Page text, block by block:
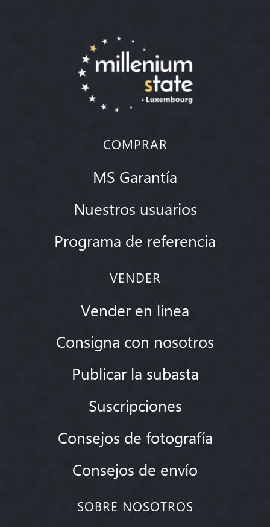
COMPRAR
MS Garantía
Nuestros usuarios
Programa de referencia
VENDER
Vender en línea
Consigna con nosotros
Publicar la subasta
Suscripciones
Consejos de fotografía
Consejos de envío
SOBRE NOSOTROS